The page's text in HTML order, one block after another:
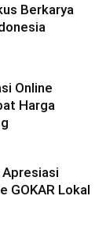
Berkarya
Online
Harga
Apresiasi
GOKAR Lokal